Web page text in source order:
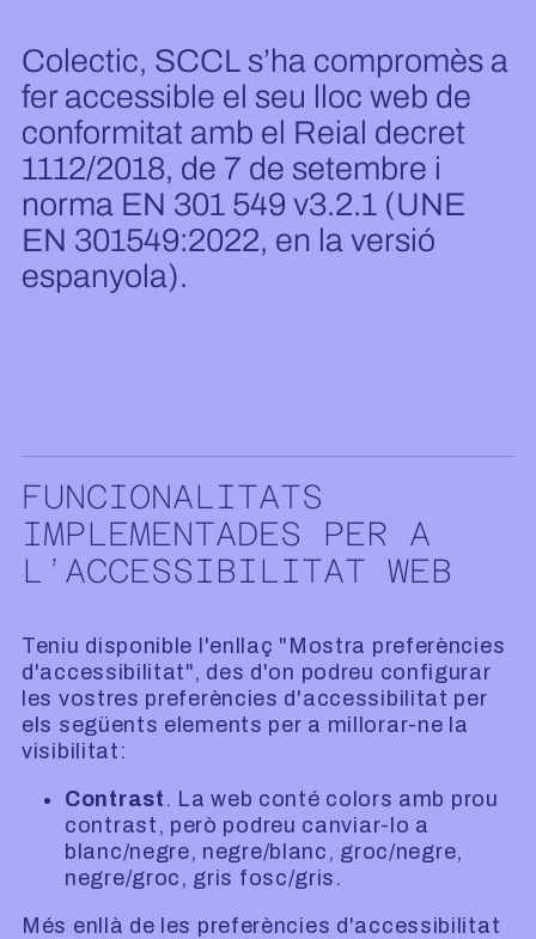
Colectic, SCCL s’ha compromès a
fer accessible el seu lloc web de
conformitat amb el Reial decret
1112/2018, de 7 de setembre i
norma EN 301 549 v3.2.1 (UNE
EN 301549:2022, en la versió
espanyola).
FUNCIONALITATS
IMPLEMENTADES PER A
L’ACCESSIBILITAT WEB
Teniu disponible l'enllaç "Mostra preferències
d'accessibilitat", des d'on podreu configurar
les vostres preferències d'accessibilitat per
els següents elements per a millorar-ne la
visibilitat:
Contrast . La web conté colors amb prou
contrast, però podreu canviar-lo a
blanc/negre, negre/blanc, groc/negre,
negre/groc, gris fosc/gris.
Més enllà de les preferències d'accessibilitat